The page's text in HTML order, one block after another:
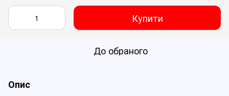
Купити
До обраного
Опис